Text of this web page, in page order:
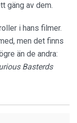
gäng av dem.
i hans filmer.
men det finns
än de andra:
Basterds